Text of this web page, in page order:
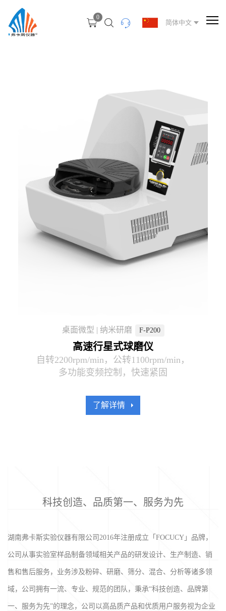
0
简体中文
桌面微型 | 纳米研磨 F-P200
高速行星式球磨仪
自转2200rpm/min，公转1100rpm/min，
多功能变频控制，快速紧固
了解详情
桌面式/微型/辐射加热 F-RM200H
加热控温臼式研磨仪
200°C温度检测，加热控温；
氧化锆/玛瑙/不锈钢钵怵...
了解详情
微量样品研磨/混合快速处理 F-VC100
三维振动高能球磨仪
转速1700r/min,研磨杯容积25-80ml
2026款行星式球磨仪 F-P2000
微型高能行星球磨仪
小巧/桌面式/低噪音/LED照明/多功能
实验室样品粉碎、研磨混合热销产品
了解详情
落地柜式结构 | 强劲粉碎研磨 POWERFUL 2
高速行星式球磨仪
自转1200rpm/min，公转600rpm/min，4X500ml
隔音，开放空间，LED照明
了解详情
科技创造、品质第一、服务为先
湖南弗卡斯实验仪器有限公司2016年注册成立「FOCUCY」品牌，
公司从事实验室样品制备领域相关产品的研发设计、生产制造、销
售和售后服务，业务涉及粉碎、研磨、筛分、混合、分析等诸多领
域，公司拥有一流、专业、规范的团队，秉承“科技创造、品牌第
一、服务为先”的理念，公司以高品质产品和优质用户服务视为企业